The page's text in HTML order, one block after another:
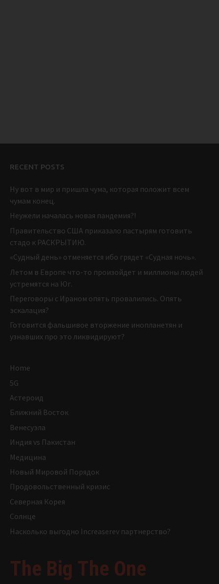
RECENT POSTS
Ну вот в мир и пришла чума, которая положит всем
чумам конец.
Неужели началась новая пандемия?!
Правительство США приказало пастырям готовить
стадо к РАСКРЫТИЮ.
«Судный день» отменяется ибо грядет «Судная ночь».
Летом в Европе что-то произойдет и миллионы людей
устремятся на Юг.
Переговоры с Ираном опять провалились. Опять
эскалация?
Готовится фальшивое вторжение инопланетян и
узнавших про это ликвидируют?
Home
5G
Астероид
Ближний Восток
Венесуэла
Индия vs Пакистан
Медицина
Новый Мировой Порядок
Продовольственный кризис
Северная Корея
Солнце
Насколько выгодно Increaserev партнерство?
The Big The One